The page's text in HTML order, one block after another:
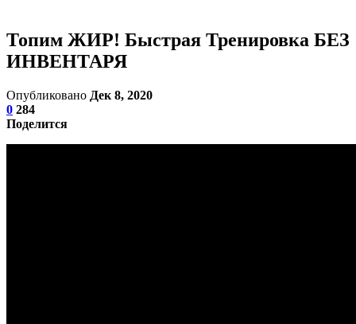
Топим ЖИР! Быстрая Тренировка БЕЗ
ИНВЕНТАРЯ
Опубликовано Дек 8, 2020
0 284
Поделится